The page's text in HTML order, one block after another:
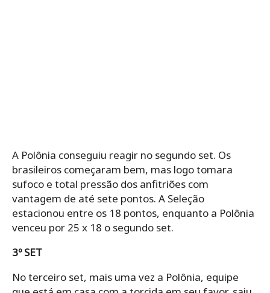
A Polônia conseguiu reagir no segundo set. Os
brasileiros começaram bem, mas logo tomara
sufoco e total pressão dos anfitriões com
vantagem de até sete pontos. A Seleção
estacionou entre os 18 pontos, enquanto a Polônia
venceu por 25 x 18 o segundo set.
3º SET
No terceiro set, mais uma vez a Polônia, equipe